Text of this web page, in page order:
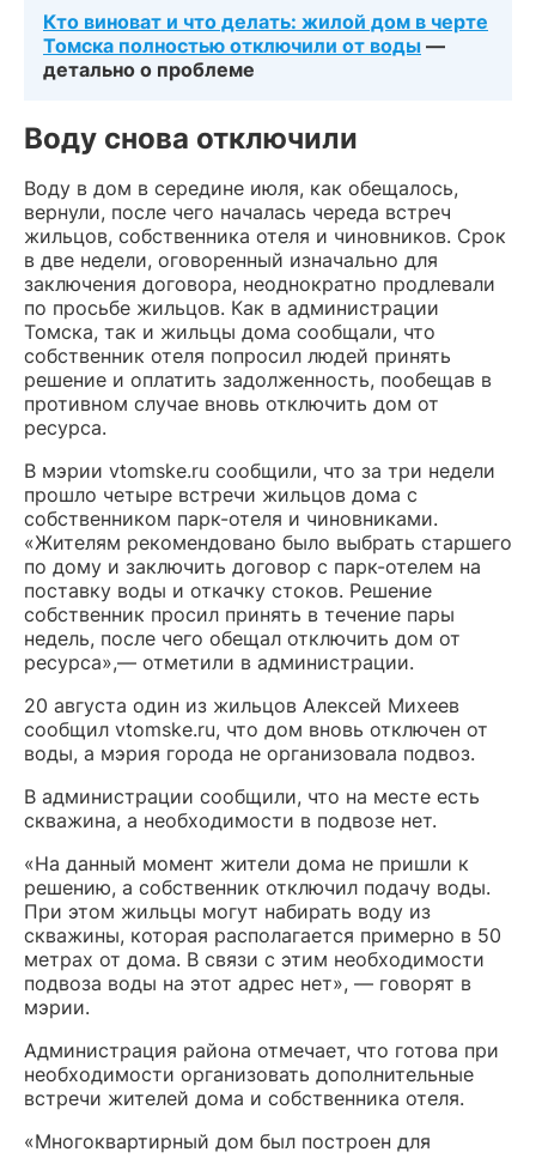
Кто виноват и что делать: жилой дом в черте
Томска полностью отключили от воды —
детально о проблеме
Воду снова отключили
Воду в дом в середине июля, как обещалось,
вернули, после чего началась череда встреч
жильцов, собственника отеля и чиновников. Срок
в две недели, оговоренный изначально для
заключения договора, неоднократно продлевали
по просьбе жильцов. Как в администрации
Томска, так и жильцы дома сообщали, что
собственник отеля попросил людей принять
решение и оплатить задолженность, пообещав в
противном случае вновь отключить дом от
ресурса.
В мэрии vtomske.ru сообщили, что за три недели
прошло четыре встречи жильцов дома с
собственником парк-отеля и чиновниками.
«Жителям рекомендовано было выбрать старшего
по дому и заключить договор с парк-отелем на
поставку воды и откачку стоков. Решение
собственник просил принять в течение пары
недель, после чего обещал отключить дом от
ресурса»,— отметили в администрации.
20 августа один из жильцов Алексей Михеев
сообщил vtomske.ru, что дом вновь отключен от
воды, а мэрия города не организовала подвоз.
В администрации сообщили, что на месте есть
скважина, а необходимости в подвозе нет.
«На данный момент жители дома не пришли к
решению, а собственник отключил подачу воды.
При этом жильцы могут набирать воду из
скважины, которая располагается примерно в 50
метрах от дома. В связи с этим необходимости
подвоза воды на этот адрес нет», — говорят в
мэрии.
Администрация района отмечает, что готова при
необходимости организовать дополнительные
встречи жителей дома и собственника отеля.
«Многоквартирный дом был построен для